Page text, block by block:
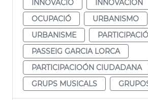
INNOVACIÓ
INNOVACIÓN
OCUPACIÓ
URBANISMO
URBANISME
PASSEIG GARCIA LORCA
PARTICIPACIOÓN CIUDADANA
GRUPS MUSICALS